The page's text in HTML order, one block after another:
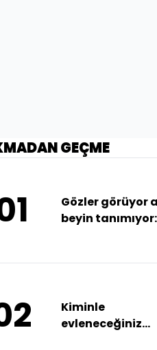
GEÇME
Gözler görüyor
beyin tanımıyor:
Kiminle
evleneceğiniz